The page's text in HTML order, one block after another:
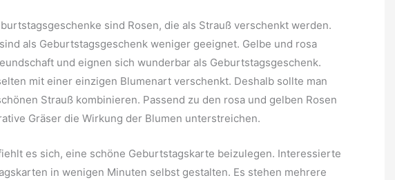
sind Rosen, die als Strauß verschenkt werden.
als Geburtstagsgeschenk weniger geeignet. Gelbe und rosa
und eignen sich wunderbar als Geburtstagsgeschenk.
mit einer einzigen Blumenart verschenkt. Deshalb sollte man
Strauß kombinieren. Passend zu den rosa und gelben Rosen
Gräser die Wirkung der Blumen unterstreichen.
es sich, eine schöne Geburtstagskarte beizulegen. Interessierte
in wenigen Minuten selbst gestalten. Es stehen mehrere